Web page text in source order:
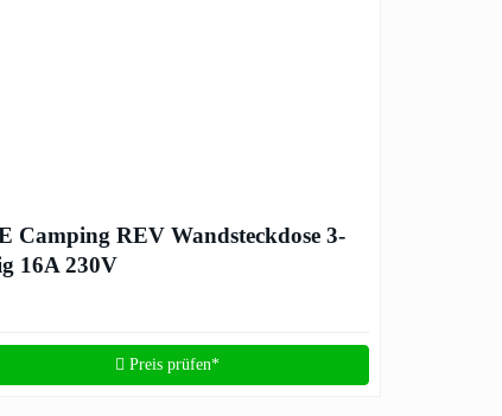
Camping REV Wandsteckdose 3-
16A 230V
Preis prüfen*